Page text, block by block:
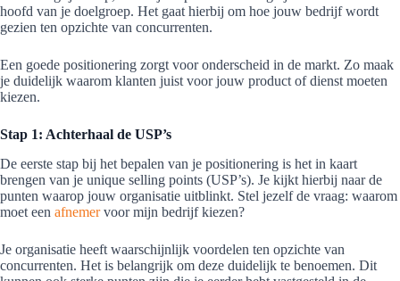
hoofd van je doelgroep. Het gaat hierbij om hoe jouw bedrijf wordt
gezien ten opzichte van concurrenten.
Een goede positionering zorgt voor onderscheid in de markt. Zo maak
je duidelijk waarom klanten juist voor jouw product of dienst moeten
kiezen.
Stap 1: Achterhaal de USP’s
De eerste stap bij het bepalen van je positionering is het in kaart
brengen van je unique selling points (USP’s). Je kijkt hierbij naar de
punten waarop jouw organisatie uitblinkt. Stel jezelf de vraag: waarom
moet een afnemervoor mijn bedrijf kiezen?
Je organisatie heeft waarschijnlijk voordelen ten opzichte van
concurrenten. Het is belangrijk om deze duidelijk te benoemen. Dit